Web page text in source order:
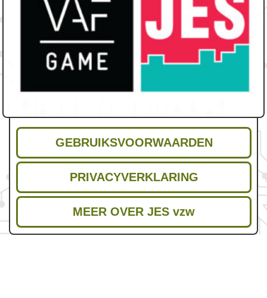
GEBRUIKSVOORWAARDEN
PRIVACYVERKLARING
MEER OVER JES vzw